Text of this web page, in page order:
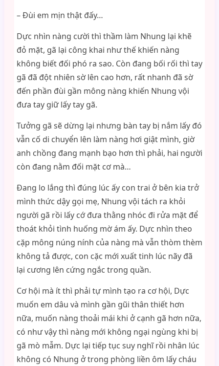
– Đùi em mịn thật đấy…
Dực nhìn nàng cười thì thầm làm Nhung lại khẽ
đỏ mặt, gã lại công khai như thế khiến nàng
không biết đối phó ra sao. Còn đang bối rối thì tay
gã đã đột nhiên sờ lên cao hơn, rất nhanh đã sờ
đến phần đùi gần mông nàng khiến Nhung vội
đưa tay giữ lấy tay gã.
Tưởng gã sẽ dừng lại nhưng bàn tay bị nắm lấy đó
vẫn cố di chuyển lên làm nàng hơi giật mình, giờ
anh chồng đang mạnh bạo hơn thì phải, hai người
còn đang nằm đối mặt cơ mà…
Đang lo lắng thì đúng lúc ấy con trai ở bên kia trở
mình thức dậy gọi mẹ, Nhung vội tách ra khỏi
người gã rồi lấy cớ đưa thằng nhóc đi rửa mặt để
thoát khỏi tình huống mờ ám ấy. Dực nhìn theo
cặp mông núng nính của nàng mà vẫn thòm thèm
không tả được, con cặc mới xuất tinh lúc nãy đã
lại cương lên cứng ngắc trong quần.
Cơ hội mà ít thì phải tự mình tạo ra cơ hội, Dực
muốn em dâu và mình gần gũi thân thiết hơn
nữa, muốn nàng thoải mái khi ở cạnh gã hơn nữa,
có như vậy thì nàng mới không ngại ngùng khi bị
gã mò mẫm. Dực lại tiếp tục suy nghĩ rồi nhân lúc
không có Nhung ở trong phòng liền ôm lấy cháu